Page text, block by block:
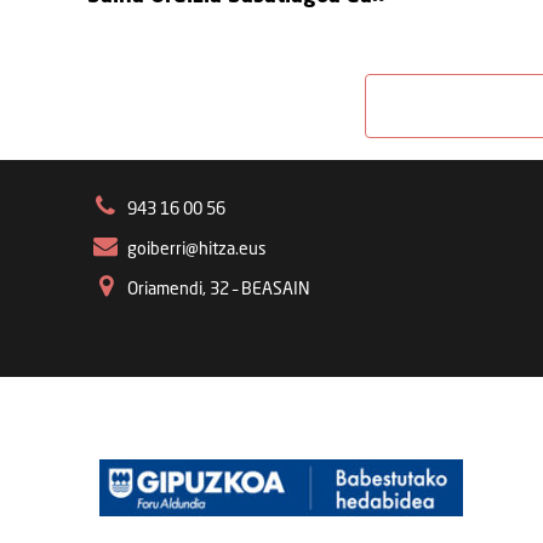
943 16 00 56
goiberri@hitza.eus
Oriamendi, 32 – BEASAIN